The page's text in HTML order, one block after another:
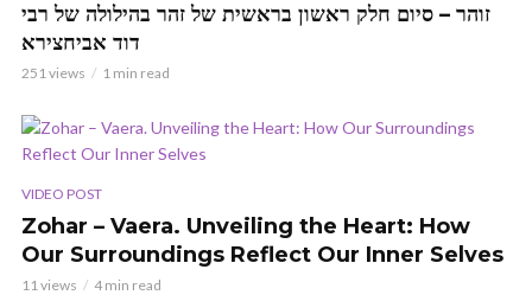
זוהר – סיום חלק ראשון בראשית של זהר בהילולה של רבי
דוד אביחצירא
251 views 1 min read
VIDEO POST
Zohar – Vaera. Unveiling the Heart: How
Our Surroundings Reflect Our Inner Selves
11 views 4 min read